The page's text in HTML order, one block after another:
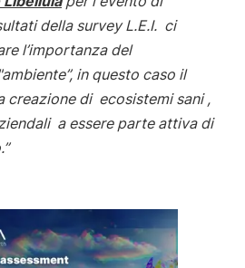
della survey L.E.I. ci
l’importanza del
in questo caso il
creazione di ecosistemi sani ,
a essere parte attiva di